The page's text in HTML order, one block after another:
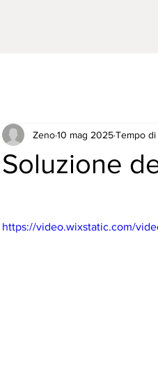
Soluzione
Zeno10 mag 2025Tempo di
https://video.wixstatic.com/